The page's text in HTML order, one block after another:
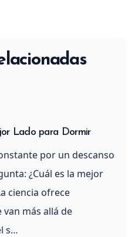
Lado para Dormir
por un descanso
¿Cuál es la mejor
ciencia ofrece
van más allá de
s…